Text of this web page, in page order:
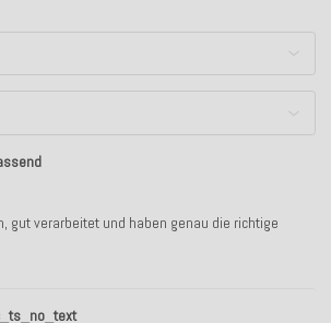
gut verarbeitet und haben genau die richtige